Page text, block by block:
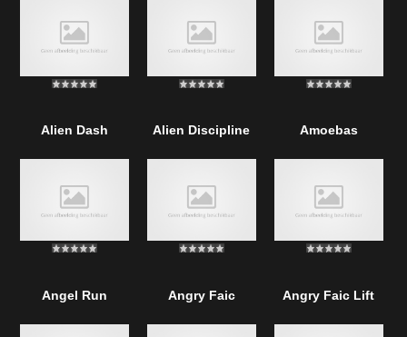
Alien Dash Alien Discipline Amoebas
Angel Run Angry Faic Angry Faic Lift